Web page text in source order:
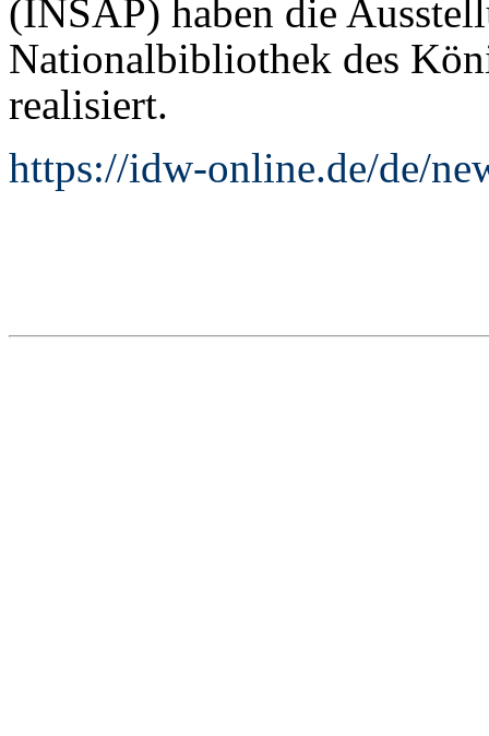
(INSAP) haben die
Nationalbibliothek des
realisiert.
https://idw-online.de/de/